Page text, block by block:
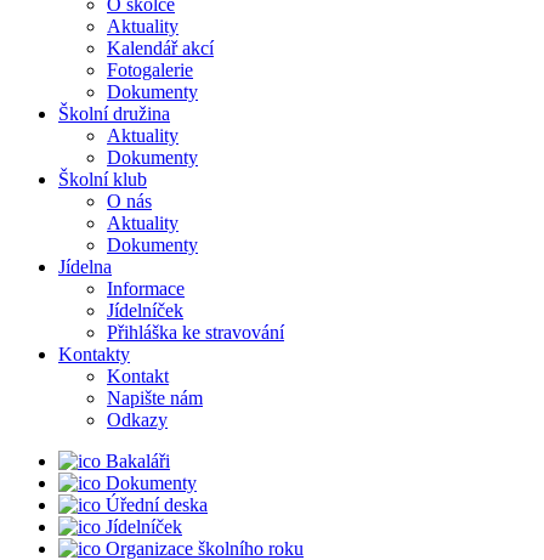
O školce
Aktuality
Kalendář akcí
Fotogalerie
Dokumenty
Školní družina
Aktuality
Dokumenty
Školní klub
O nás
Aktuality
Dokumenty
Jídelna
Informace
Jídelníček
Přihláška ke stravování
Kontakty
Kontakt
Napište nám
Odkazy
Bakaláři
Dokumenty
Úřední deska
Jídelníček
Organizace školního roku